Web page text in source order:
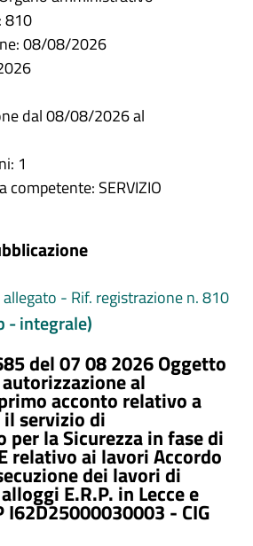
810
08/08/2026
dal 08/08/2026 al
1
competente: SERVIZIO
- Rif. registrazione n. 810
- integrale)
del 07 08 2026 Oggetto
al
acconto relativo a
il servizio di
per la Sicurezza in fase di
relativo ai lavori Accordo
dei lavori di
E.R.P. in Lecce e
I62D25000030003 - CIG